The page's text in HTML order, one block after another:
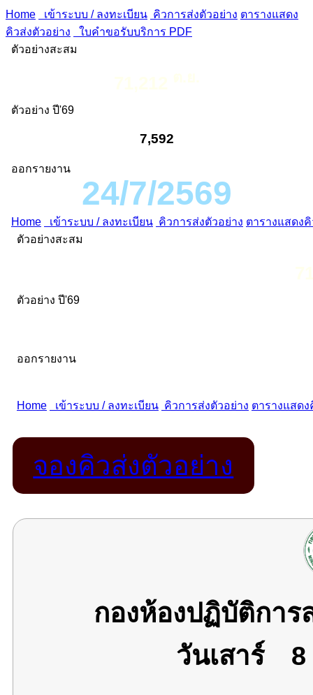
Home เข้าระบบ / ลงทะเบียน คิวการส่งตัวอย่าง ตารางแสดง
คิวส่งตัวอย่าง
ใบคำขอรับบริการ PDF
ตัวอย่างสะสม
ตัวอย่าง ปี'69
7,592
ออกรายงาน
24/7/2569
จองคิวส่งตัวอย่าง
กองห้องปฏิบัติกา
วันเสาร์